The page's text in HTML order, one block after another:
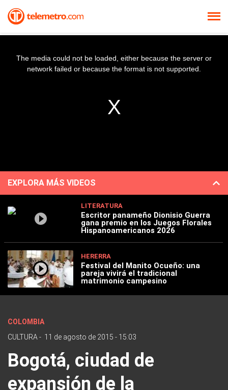
The media could not be loaded, either because the server or
network failed or because the format is not supported.
EXPLORA MÁS VIDEOS
LITERATURA
Escritor panameño Dionisio Guerra
gana premio en los Juegos Florales
Hispanoamericanos 2026
HERERRA
Festival del Manito Ocueño: una
pareja vivirá el tradicional
matrimonio campesino
COLOMBIA
CULTURA - 11 de agosto de 2015 - 15:03
Bogotá, ciudad de
expansión de la